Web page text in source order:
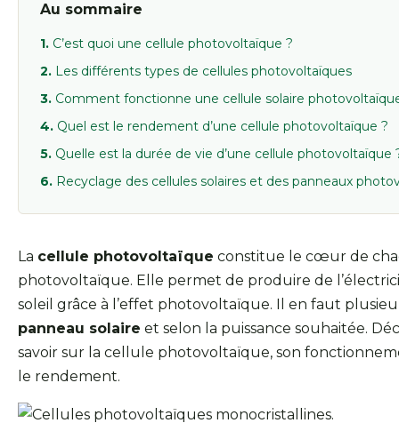
Au sommaire
C’est quoi une cellule photovoltaïque ?
Les différents types de cellules photovoltaïques
Comment fonctionne une cellule solaire
Quel est le rendement d’une cellule photovoltaïque ?
Quelle est la durée de vie d’une cellule photovoltaïque
Recyclage des cellules solaires et des panneaux
La cellule photovoltaïque constitue le cœur de
photovoltaïque. Elle permet de produire de
soleil grâce à l’effet photovoltaïque. Il en faut
panneau solaire et selon la puissance souhaitée.
savoir sur la cellule photovoltaïque, son
le rendement.